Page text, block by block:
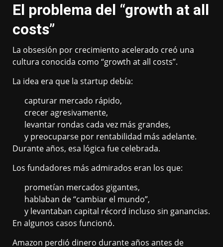
El problema del “growth at all
costs”
La obsesión por crecimiento acelerado creó una
cultura conocida como “growth at all costs”.
La idea era que la startup debía:
capturar mercado rápido,
crecer agresivamente,
levantar rondas cada vez más grandes,
y preocuparse por rentabilidad más adelante.
Durante años, esa lógica fue celebrada.
Los fundadores más admirados eran los que:
prometían mercados gigantes,
hablaban de “cambiar el mundo”,
y levantaban capital récord incluso sin ganancias.
En algunos casos funcionó.
Amazon perdió dinero durante años antes de